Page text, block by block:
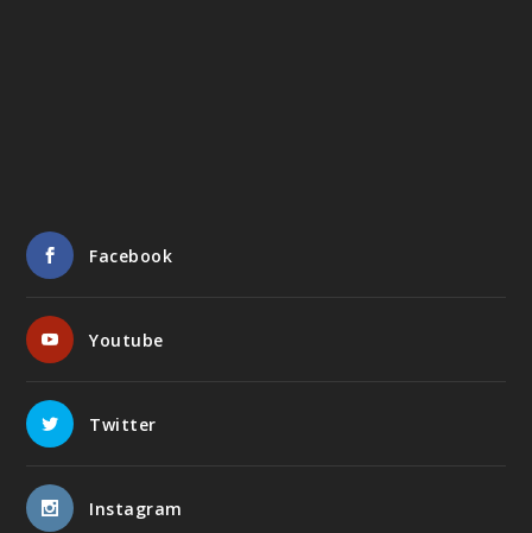
Facebook
Youtube
Twitter
Instagram